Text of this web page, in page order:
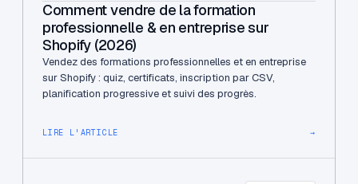
Comment vendre de la formation
professionnelle & en entreprise sur
Shopify (2026)
Vendez des formations professionnelles et en entreprise
sur Shopify : quiz, certificats, inscription par CSV,
planification progressive et suivi des progrès.
LIRE L'ARTICLE →